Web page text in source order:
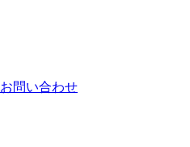
お問い合わせ